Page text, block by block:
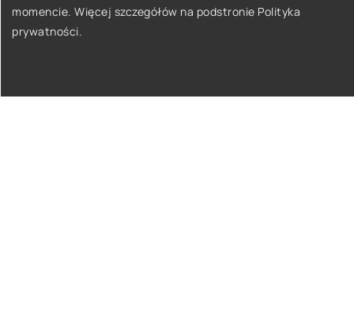
momencie. Więcej szczegółów na podstronie Polityka
prywatności.